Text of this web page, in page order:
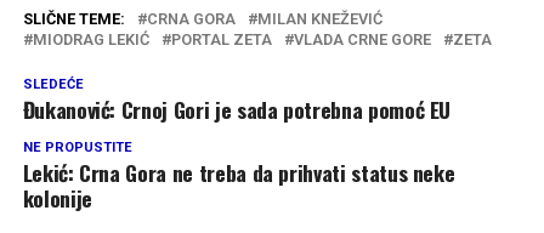
SLIČNE TEME: CRNA GORA
MILAN KNEŽEVIĆ
MIODRAG LEKIĆ
PORTAL ZETA VLADA CRNE GORE ZETA
SLEDEĆE
Đukanović: Crnoj Gori je sada potrebna pomoć EU
NE PROPUSTITE
Lekić: Crna Gora ne treba da prihvati status neke
kolonije